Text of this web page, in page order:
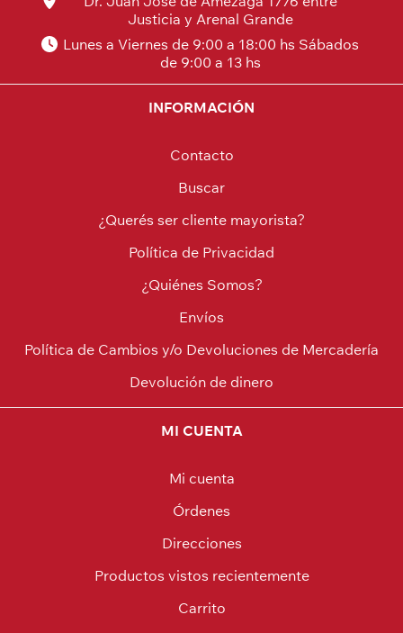
Justicia y Arenal Grande
Lunes a Viernes de 9:00 a 18:00 hs Sábados
de 9:00 a 13 hs
INFORMACIÓN
Contacto
Buscar
¿Querés ser cliente mayorista?
Política de Privacidad
¿Quiénes Somos?
Envíos
Política de Cambios y/o Devoluciones de Mercadería
Devolución de dinero
MI CUENTA
Mi cuenta
Órdenes
Direcciones
Productos vistos recientemente
Carrito